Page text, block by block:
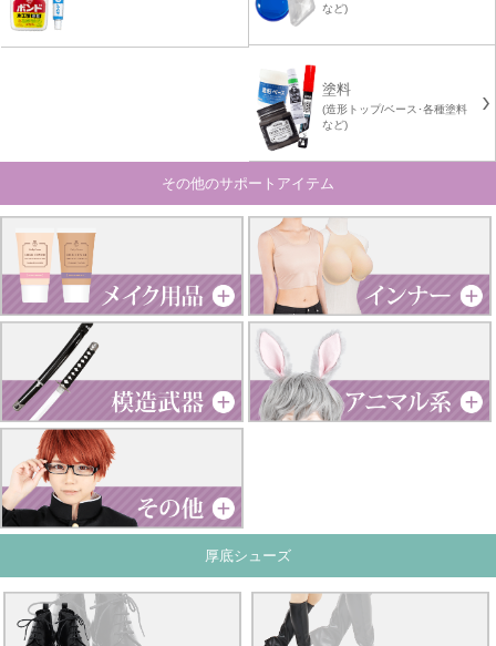
など)
塗料
(造形トップ/ベース･各種塗料
など)
その他のサポートアイテム
厚底シューズ